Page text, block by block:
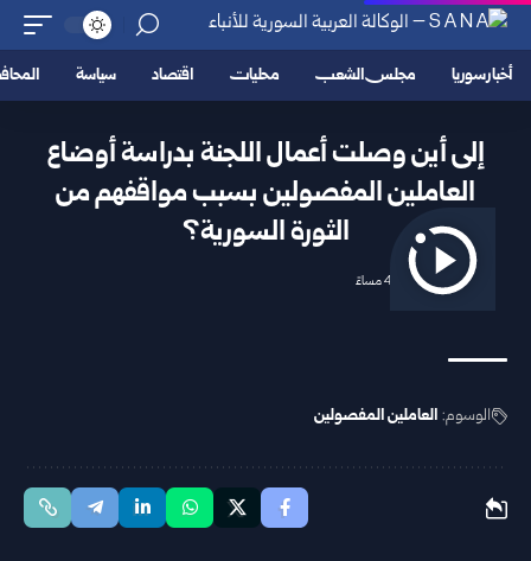
أخبار سوريا مجلس الشعب محليات اقتصاد سياسة
إلى أين وصلت أعمال اللجنة بدراسة أوضاع
العاملين المفصولين بسبب مواقفهم من
الثورة السورية؟
2025/10/28 4:38 مساءً
الوسوم: العاملين المفصولين